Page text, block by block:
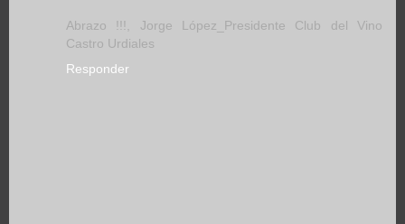
Abrazo !!!, Jorge López_Presidente Club del Vino
Castro Urdiales
Responder